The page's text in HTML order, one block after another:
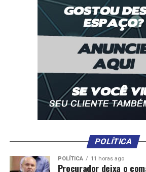
POLÍTICA
POLÍTICA 11 horas ago
Procurador deixa o